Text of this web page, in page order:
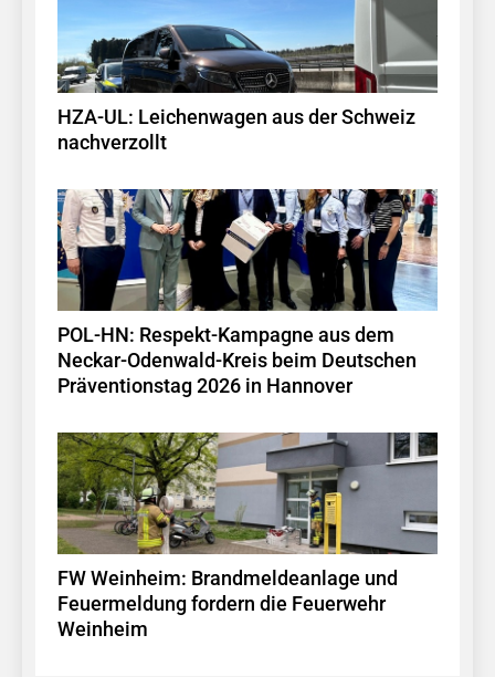
HZA-UL: Leichenwagen aus der Schweiz
nachverzollt
POL-HN: Respekt-Kampagne aus dem
Neckar-Odenwald-Kreis beim Deutschen
Präventionstag 2026 in Hannover
FW Weinheim: Brandmeldeanlage und
Feuermeldung fordern die Feuerwehr
Weinheim